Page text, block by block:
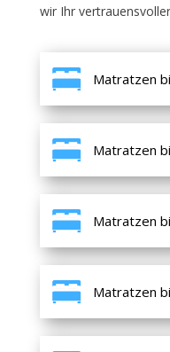
wir Ihr
Matratzen
Matratzen
Matratzen
Matratzen